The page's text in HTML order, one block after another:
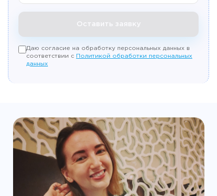
Оставить заявку
Даю согласие на обработку персональных данных в
соответствии с Политикой обработки персональных
данных